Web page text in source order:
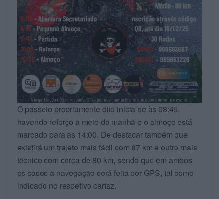
O passeio propriamente dito inicia-se às 08:45,
havendo reforço a meio da manhã e o almoço está
marcado para as 14:00. De destacar também que
existirá um trajeto mais fácil com 87 km e outro mais
técnico com cerca de 80 km, sendo que em ambos
os casos a navegação será feita por GPS, tal como
indicado no respetivo cartaz.